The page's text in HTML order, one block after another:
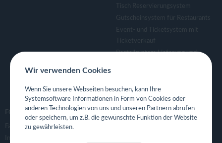
Tisch Reservierungsystem
Gutscheinsystem für Restaurants
Event- und Ticketsystem mit
Ticketverkauf
Bestellsystem Lieferung und
Eigene App für Restaurant
FOLGE UNS
Facebook
Instagram
Wir verwenden Cookies
Wenn Sie unsere Webseiten besuchen, kann Ihre
Systemsoftware Informationen in Form von Cookies oder
anderen Technologien von uns und unseren Partnern abrufen
oder speichern, um z.B. die gewünschte Funktion der Website
zu gewährleisten.